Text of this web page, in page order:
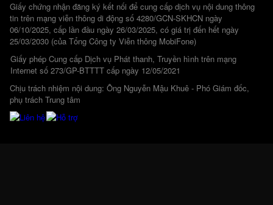
Giấy chứng nhận đăng ký kết nối để cung cấp dịch vụ nội dung thông
tin trên mạng viễn thông di động số 4280/GCN-SKHCN ngày
06/10/2025, cấp lần đầu ngày 26/03/2025, có giá trị đến hết ngày
25/03/2030 (của Tổng Công ty Viễn thông MobiFone)
Giấy phép Cung cấp Dịch vụ Phát thanh, Truyền hình trên mạng
Internet số 273/GP-BTTTT cấp ngày 12/05/2021
Chịu trách nhiệm nội dung: Ông Nguyễn Mậu Khuê - Phó Giám đốc,
phụ trách Trung tâm